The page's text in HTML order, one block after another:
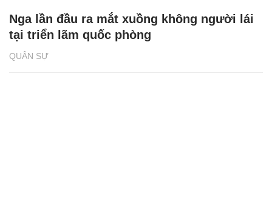
QUÂN SỰ
Nga lần đầu ra mắt xuồng không người lái
tại triển lãm quốc phòng